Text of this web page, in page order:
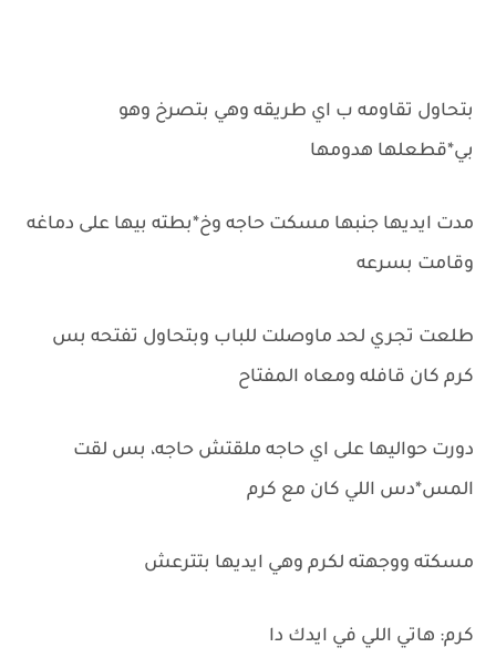
بتحاول تقاومه ب اي طريقه وهي بتصرخ وهو
بي*قطعلها هدومها
مدت ايديها جنبها مسكت حاجه وخ*بطته بيها على دماغه
وقامت بسرعه
طلعت تجري لحد ماوصلت للباب وبتحاول تفتحه بس
كرم كان قافله ومعاه المفتاح
دورت حواليها على اي حاجه ملقتش حاجه، بس لقت
المس*دس اللي كان مع كرم
مسكته ووجهته لكرم وهي ايديها بتترعش
كرم: هاتي اللي في ايدك دا